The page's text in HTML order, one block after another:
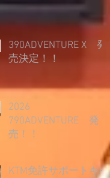
390ADVENTURE X 発
売決定！！
2026
790ADVENTURE 発
売！！
KTM免許サポートキャ